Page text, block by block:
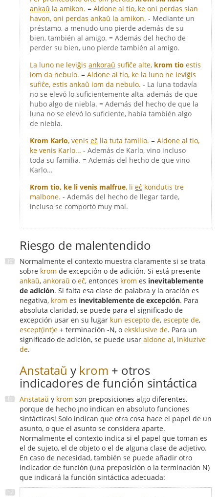
ankaŭ la amikon. = Aldone al tio, ke oni perdas sian
havon, oni perdas ankaŭ la amikon. - Mediante un
préstamo, a menudo uno pierde además de su
bien, también al amigo. = Además del hecho de
perder su bien, uno pierde también al amigo.
La luno ne leviĝis ankoraŭ sufiĉe alte, krom tio estis
iom da nebulo. = Aldone al tio, ke la luno ne leviĝis
sufiĉe, estis ankaŭ iom da nebulo. - La luna todavía
no se elevó lo suficientemente alta, además de que
hubo algo de niebla. = Además del hecho de que la
luna no se elevó lo suficiente, había también algo
de niebla.
Krom Karlo, venis eĉ lia tuta familio. = Aldone al tio,
ke venis Karlo... - Además de Karlo, vino incluso
toda su familia. = Además del hecho de que vino
Karlo...
Krom tio, ke li venis malfrue, li eĉ kondutis tre
malbone. - Además del hecho de llegar tarde,
incluso se comportó muy mal.
Riesgo de malentendido
Normalmente el contexto muestra claramente si se trata
sobre krom de excepción o de adición. Si está presente
ankaŭ, ankoraŭ o eĉ, entonces krom es inevitablemente
de adición. Si falta esa clase de palabra y la oración es
negativa, krom es inevitablemente de excepción. Para
absoluta claridad, se puede para el significado de
excepción usar en su lugar kun escepto de, escepte de,
escept(int)e + terminación -N, o eksklusive de. Para un
significado de adición, se puede usar aldone al, inkluzive
de.
Anstataŭ y krom + otros
indicadores de función sintáctica
Anstataŭ y krom son preposiciones algo diferentes,
porque de hecho ¡no indican en absoluto funciones
sintácticas! Solo indican que otra cosa hace el papel de un
asunto, o que el asunto se considera aparte.
Normalmente el contexto indica si el papel que toman es
el de sujeto, el de objeto o el de alguna clase de adjetivo.
En caso de necesidad, también se puede añadir otro
indicador de función (una preposición o la terminación N)
que indicará la función sintáctica adecuada: